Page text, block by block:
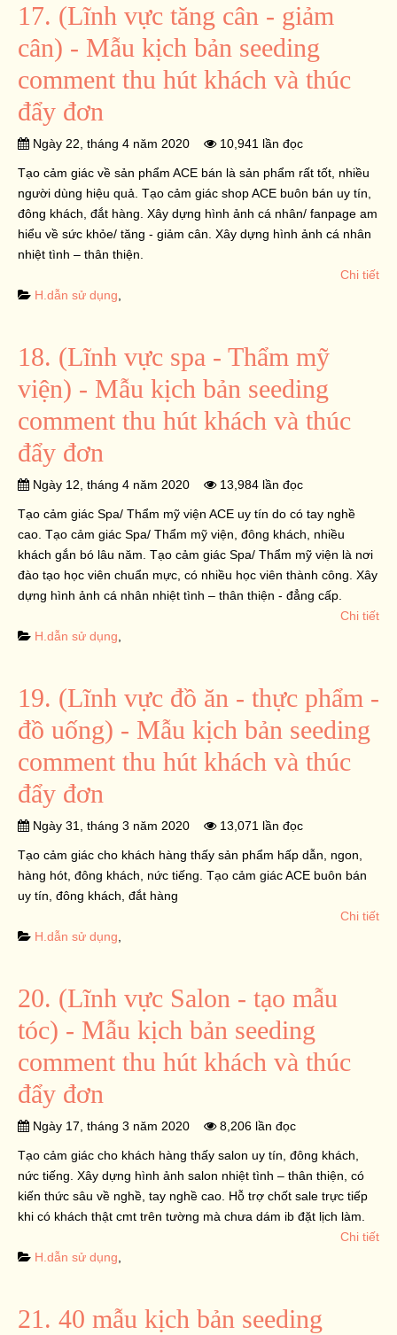
17. (Lĩnh vực tăng cân - giảm
cân) - Mẫu kịch bản seeding
comment thu hút khách và thúc
đẩy đơn
Ngày 22, tháng 4 năm 2020 10,941 lần đọc
Tạo cảm giác về sản phẩm ACE bán là sản phẩm rất tốt, nhiều
người dùng hiệu quả. Tạo cảm giác shop ACE buôn bán uy tín,
đông khách, đắt hàng. Xây dựng hình ảnh cá nhân/ fanpage am
hiểu về sức khỏe/ tăng - giảm cân. Xây dựng hình ảnh cá nhân
nhiệt tình – thân thiện.
Chi tiết
H.dẫn sử dụng,
18. (Lĩnh vực spa - Thẩm mỹ
viện) - Mẫu kịch bản seeding
comment thu hút khách và thúc
đẩy đơn
Ngày 12, tháng 4 năm 2020 13,984 lần đọc
Tạo cảm giác Spa/ Thẩm mỹ viện ACE uy tín do có tay nghề
cao. Tạo cảm giác Spa/ Thẩm mỹ viện, đông khách, nhiều
khách gắn bó lâu năm. Tạo cảm giác Spa/ Thẩm mỹ viện là nơi
đào tạo học viên chuẩn mực, có nhiều học viên thành công. Xây
dựng hình ảnh cá nhân nhiệt tình – thân thiện - đẳng cấp.
Chi tiết
H.dẫn sử dụng,
19. (Lĩnh vực đồ ăn - thực phẩm -
đồ uống) - Mẫu kịch bản seeding
comment thu hút khách và thúc
đẩy đơn
Ngày 31, tháng 3 năm 2020 13,071 lần đọc
Tạo cảm giác cho khách hàng thấy sản phẩm hấp dẫn, ngon,
hàng hót, đông khách, nức tiếng. Tạo cảm giác ACE buôn bán
uy tín, đông khách, đắt hàng
Chi tiết
H.dẫn sử dụng,
20. (Lĩnh vực Salon - tạo mẫu
tóc) - Mẫu kịch bản seeding
comment thu hút khách và thúc
đẩy đơn
Ngày 17, tháng 3 năm 2020 8,206 lần đọc
Tạo cảm giác cho khách hàng thấy salon uy tín, đông khách,
nức tiếng. Xây dựng hình ảnh salon nhiệt tình – thân thiện, có
kiến thức sâu về nghề, tay nghề cao. Hỗ trợ chốt sale trực tiếp
khi có khách thật cmt trên tường mà chưa dám ib đặt lịch làm.
Chi tiết
H.dẫn sử dụng,
21. 40 mẫu kịch bản seeding